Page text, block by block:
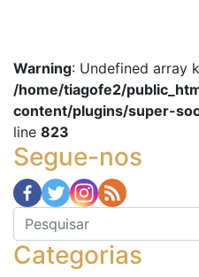
Warning: Undefined array
/home/tiagofe2/
content/plugins/super-
line 823
Segue-nos
Categorias